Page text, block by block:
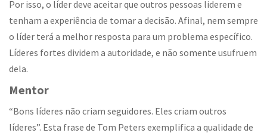
Por isso, o líder deve aceitar que outros pessoas liderem e
tenham a experiência de tomar a decisão. Afinal, nem sempre
o líder terá a melhor resposta para um problema específico.
Líderes fortes dividem a autoridade, e não somente usufruem
dela.
Mentor
“Bons líderes não criam seguidores. Eles criam outros
líderes”. Esta frase de Tom Peters exemplifica a qualidade de